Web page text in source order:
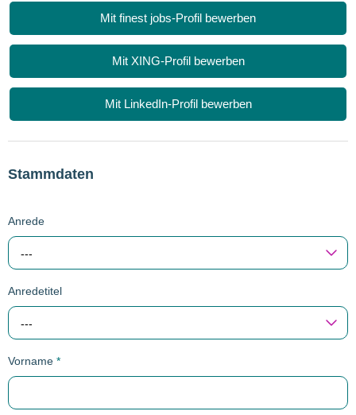
Mit finest jobs-Profil bewerben
Mit XING-Profil bewerben
Mit LinkedIn-Profil bewerben
Stammdaten
Anrede
---
Anredetitel
---
Vorname *